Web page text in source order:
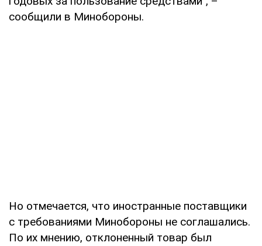
сообщили в Минобороны.
Но отмечается, что иностранные поставщики
с требованиями Минобороны не соглашались.
По их мнению, отклоненный товар был